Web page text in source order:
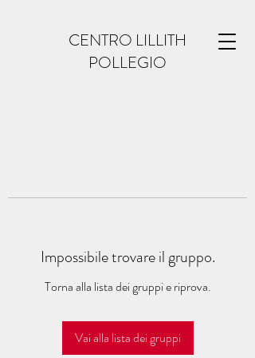
CENTRO LILLITH
POLLEGIO
Impossibile trovare il gruppo.
Torna alla lista dei gruppi e riprova.
Vai alla lista dei gruppi